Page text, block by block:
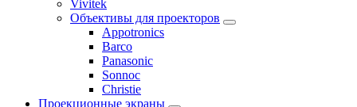
Vivitek
Объективы для проекторов
Appotronics
Barco
Panasonic
Sonnoc
Сhristie
Проекционные экраны